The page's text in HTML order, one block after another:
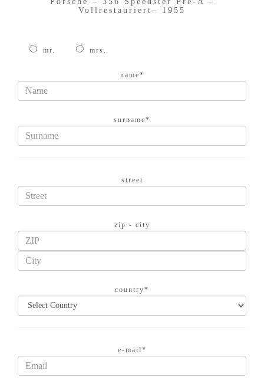
Vollrestauriert– 1955
mr. mrs.
name*
surname*
street
zip - city
country*
e-mail*